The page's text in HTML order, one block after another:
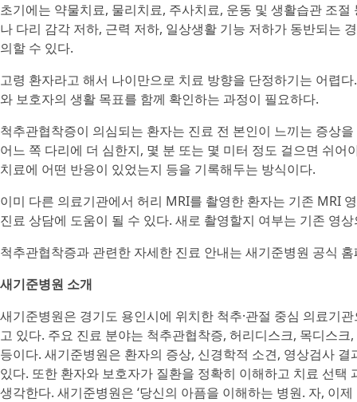
초기에는 약물치료, 물리치료, 주사치료, 운동 및 생활습관 조
나 다리 감각 저하, 근력 저하, 일상생활 기능 저하가 동반되는
의할 수 있다.
고령 환자라고 해서 나이만으로 치료 방향을 단정하기는 어렵
와 보호자의 생활 목표를 함께 확인하는 과정이 필요하다.
척추관협착증이 의심되는 환자는 진료 전 본인이 느끼는 증상
어느 쪽 다리에 더 심한지, 몇 분 또는 몇 미터 정도 걸으면 쉬어
치료에 어떤 반응이 있었는지 등을 기록해두는 방식이다.
이미 다른 의료기관에서 허리 MRI를 촬영한 환자는 기존 MRI
진료 상담에 도움이 될 수 있다. 새로 촬영할지 여부는 기존 영
척추관협착증과 관련한 자세한 진료 안내는 새기준병원 공식
새기준병원 소개
새기준병원은 경기도 용인시에 위치한 척추·관절 중심 의료기
고 있다. 주요 진료 분야는 척추관협착증, 허리디스크, 목디스
등이다. 새기준병원은 환자의 증상, 신경학적 소견, 영상검사
있다. 또한 환자와 보호자가 질환을 정확히 이해하고 치료 선
생각한다. 새기준병원은 ‘당신의 아픔을 이해하는 병원. 자, 이